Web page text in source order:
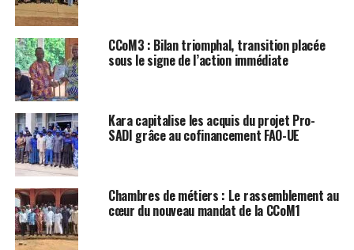
CCoM3 : Bilan triomphal, transition placée
sous le signe de l’action immédiate
Kara capitalise les acquis du projet Pro-
SADI grâce au cofinancement FAO-UE
Chambres de métiers : Le rassemblement au
cœur du nouveau mandat de la CCoM1